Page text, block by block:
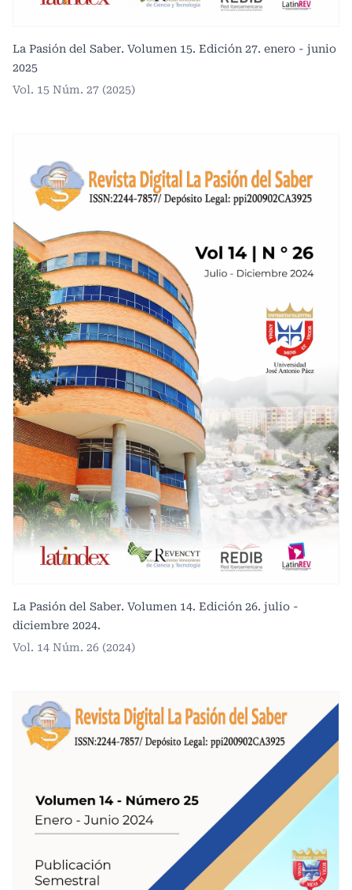
La Pasión del Saber. Volumen 15. Edición 27. enero - junio
2025
Vol. 15 Núm. 27 (2025)
La Pasión del Saber. Volumen 14. Edición 26. julio -
diciembre 2024.
Vol. 14 Núm. 26 (2024)